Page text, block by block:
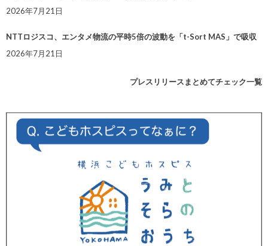
2026年7月21日
NTTロジスコ、エンタメ物流の平時5倍の波動を「t-Sort MAS」で吸収
2026年7月21日
プレスリリースまとめてチェック一覧